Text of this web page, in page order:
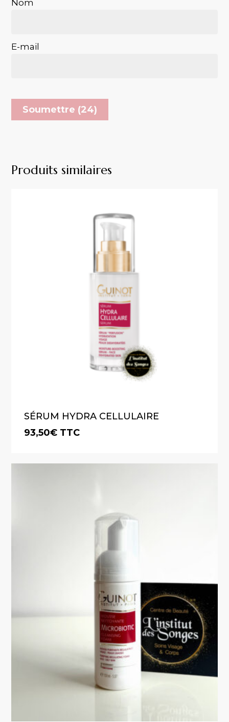
VOTRE PANIER EST VIDE.
Nom
E-mail
Produits similaires
SÉRUM HYDRA CELLULAIRE
93,50€ TTC